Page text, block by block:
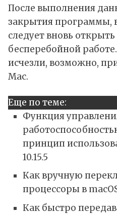
После выполнения
закрытия программы,
следует вновь
бесперебойной
исчезли, возможно,
Mac.
Еще по теме:
Функция
принцип
10.15.5
Как вручную
процессоры в
Как быстро